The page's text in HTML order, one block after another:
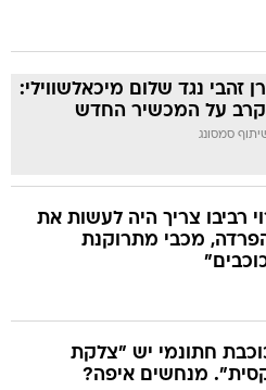
זהבי נגד שלום מיכאלשווילי:
על המכשיר החדש
סמסונג
רביבו צריך היה לעשות את
מכבי מתרוקנת
חתונמי יש "צלקת
מנחשים איפה?